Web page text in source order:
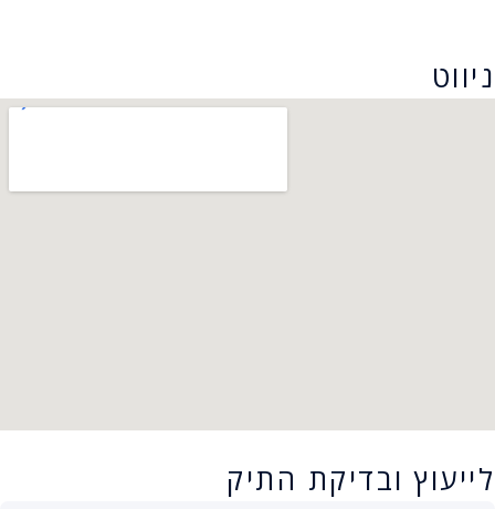
ניווט
לייעוץ ובדיקת התיק